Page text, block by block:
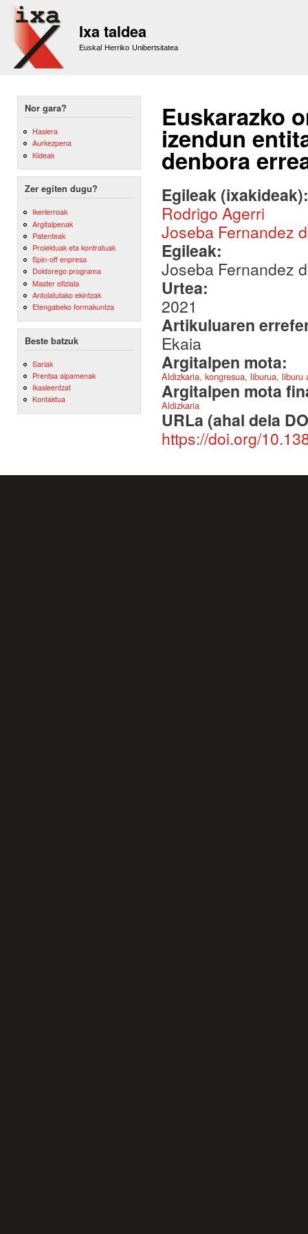
Ixa taldea
Euskal Herriko Unibertsitatea
Nor gara?
Hasiera
Aurkezpena
Kideak
Zer egiten dugu?
Ikerlerroak
Argitalpenak
Patenteak
Proiektuak eta kontratuak
Spin-off enpresa
Doktorego programa
Master ofiziala
Antolatutako ekintzak
Etengabeko formakuntza
Beste batzuk
Sariak
Prentsa aipamenak
Ikasleentzat
Kontaktua
Euskarazko
izendun
denbora
Egileak
Rodrigo Agerri
Joseba Fernandez
Egileak:
Joseba Fernandez
Urtea:
2021
Artikuluaren
Ekaia
Argitalpen mota:
Aldizkaria, kongresua, liburua,
Argitalpen mota
Aldizkaria
URLa (ahal dela
https://doi.org/